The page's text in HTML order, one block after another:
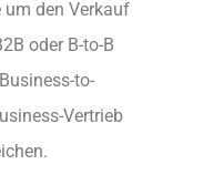
um den Verkauf
oder B-to-B
to-
Vertrieb